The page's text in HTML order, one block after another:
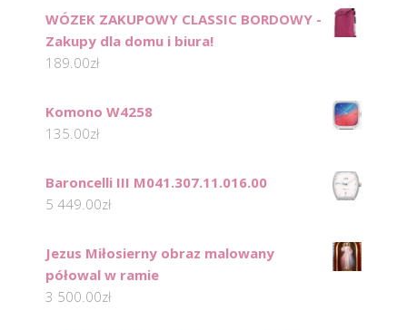
WÓZEK ZAKUPOWY CLASSIC BORDOWY -
Zakupy dla domu i biura!
189.00zł
Komono W4258
135.00zł
Baroncelli III M041.307.11.016.00
5 449.00zł
Jezus Miłosierny obraz malowany
półowal w ramie
3 500.00zł